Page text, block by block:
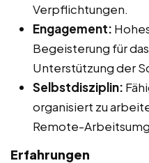
Verpflichtungen.
Engagement:
Begeisterung für
Unterstützung der
Selbstdisziplin:
organisiert zu
Remote-
Erfahrungen